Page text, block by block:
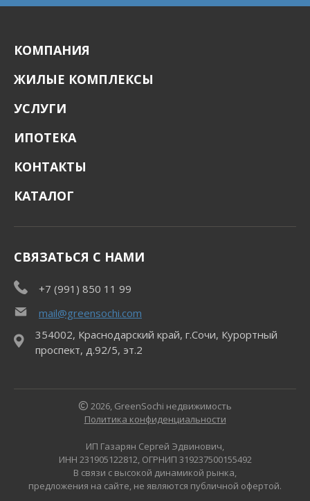
КОМПАНИЯ
ЖИЛЫЕ КОМПЛЕКСЫ
УСЛУГИ
ИПОТЕКА
КОНТАКТЫ
КАТАЛОГ
СВЯЗАТЬСЯ С НАМИ
+7 (991) 850 11 99
mail@greensochi.com
354002, Краснодарский край, г.Сочи, Курортный
проспект, д.92/5, эт.2
2026, GreenSochi недвижимость
Политика конфиденциальности
ИП Газарян Сергей Эдвинович,
ИНН 231905122812, ОГРНИП 319237500155492
В связи с высокой динамикой рынка,
предложения на сайте, не являются публичной офертой.